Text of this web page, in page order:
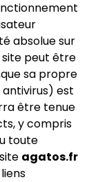
absolue sur
site peut être
sa propre
est
être tenue
y compris
toute
agatos.fr